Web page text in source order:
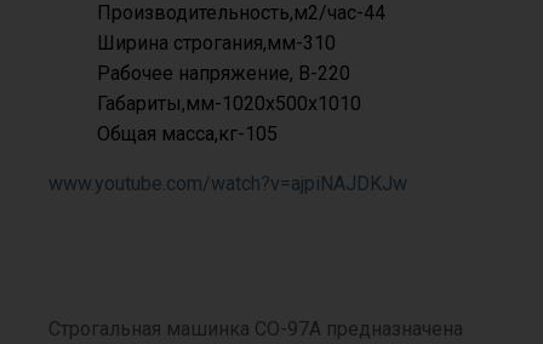
Производительность,м2/час-44
Ширина строгания,мм-310
Рабочее напряжение, В-220
Габариты,мм-1020х500х1010
Общая масса,кг-105
www.youtube.com/watch?v=ajpiNAJDKJw
Строгальная машинка СО-97А предназначена